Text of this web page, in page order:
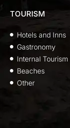
TOURISM
Hotels and Inns
Gastronomy
Internal Tourism
Beaches
Other